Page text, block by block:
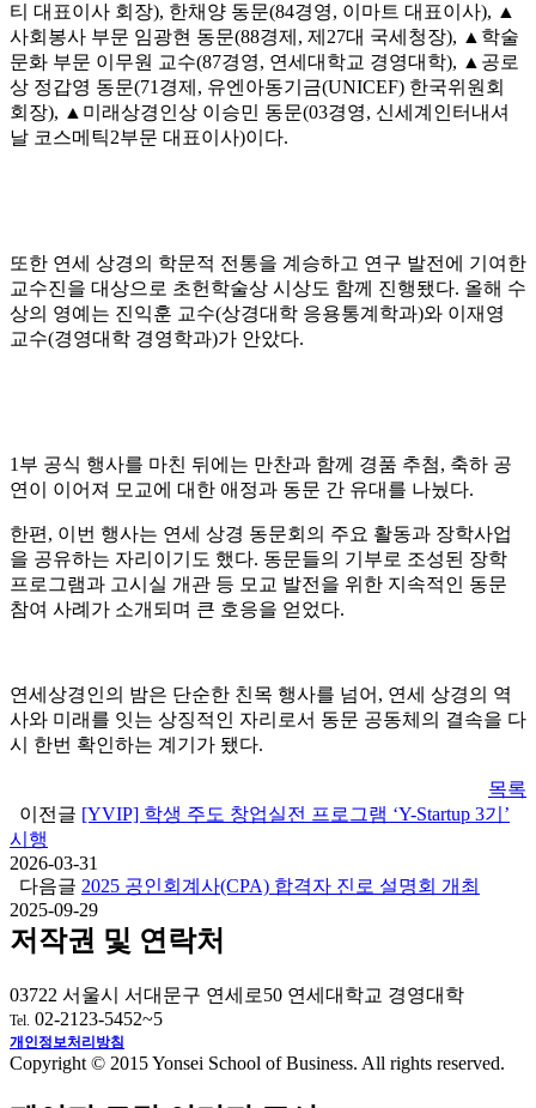
티 대표이사 회장), 한채양 동문(84경영, 이마트 대표이사), ▲
사회봉사 부문 임광현 동문(88경제, 제27대 국세청장), ▲학술
문화 부문 이무원 교수(87경영, 연세대학교 경영대학), ▲공로
상 정갑영 동문(71경제, 유엔아동기금(UNICEF) 한국위원회
회장), ▲미래상경인상 이승민 동문(03경영, 신세계인터내셔
날 코스메틱2부문 대표이사)이다.
또한 연세 상경의 학문적 전통을 계승하고 연구 발전에 기여한
교수진을 대상으로 초헌학술상 시상도 함께 진행됐다. 올해 수
상의 영예는 진익훈 교수(상경대학 응용통계학과)와 이재영
교수(경영대학 경영학과)가 안았다.
1부 공식 행사를 마친 뒤에는 만찬과 함께 경품 추첨, 축하 공
연이 이어져 모교에 대한 애정과 동문 간 유대를 나눴다.
한편, 이번 행사는 연세 상경 동문회의 주요 활동과 장학사업
을 공유하는 자리이기도 했다. 동문들의 기부로 조성된 장학
프로그램과 고시실 개관 등 모교 발전을 위한 지속적인 동문
참여 사례가 소개되며 큰 호응을 얻었다.
연세상경인의 밤은 단순한 친목 행사를 넘어, 연세 상경의 역
사와 미래를 잇는 상징적인 자리로서 동문 공동체의 결속을 다
시 한번 확인하는 계기가 됐다.
목록
이전글 [YVIP] 학생 주도 창업실전 프로그램 ‘Y-Startup 3기’
시행
2026-03-31
다음글 2025 공인회계사(CPA) 합격자 진로 설명회 개최
2025-09-29
저작권 및 연락처
03722 서울시 서대문구 연세로50 연세대학교 경영대학
Tel. 02-2123-5452~5
개인정보처리방침
Copyright © 2015 Yonsei School of Business. All rights reserved.